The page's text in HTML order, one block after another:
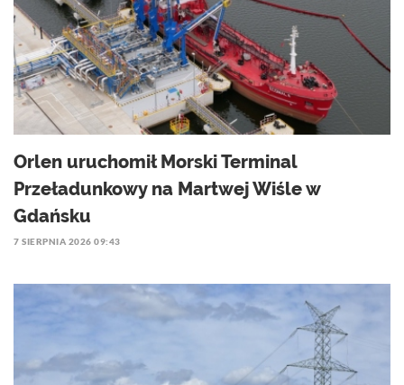
Orlen uruchomił Morski Terminal
Przeładunkowy na Martwej Wiśle w
Gdańsku
7 SIERPNIA 2026 09:43